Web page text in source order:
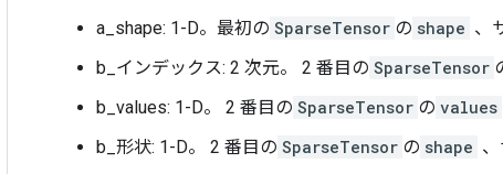
a_shape: 1-D。最初の SparseTensor の shape 、
b_インデックス: 2 次元。 2 番目の SparseTensor
b_values: 1-D。 2 番目の SparseTensor の values
b_形状: 1-D。 2 番目の SparseTensor の shape